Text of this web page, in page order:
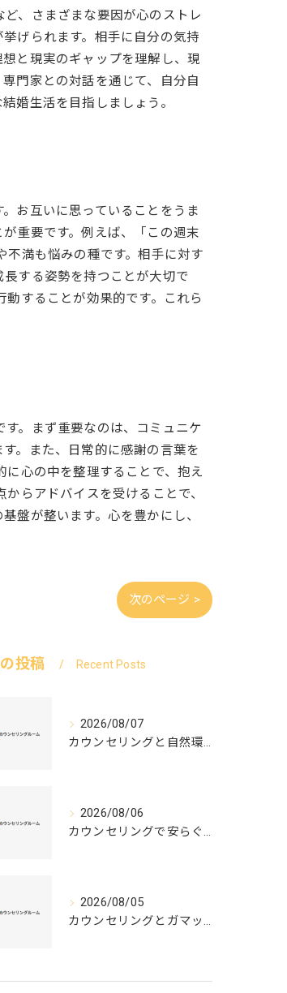
、さまざまな要因が心のストレ
げられます。相手に自分の気持
と現実のギャップを理解し、現
門家との対話を通じて、自分自
婚生活を目指しましょう。
お互いに思っていることをうま
重要です。例えば、「この週末
満も悩みの種です。相手に対す
する姿勢を持つことが大切で
することが効果的です。これら
。まず重要なのは、コミュニケ
。また、日常的に感謝の言葉を
心の中を整理することで、抱え
らアドバイスを受けることで、
盤が整います。心を豊かにし、
次のページ >
投稿 Recent Posts
2026/08/07
カウンセリングと自然環境がつなぐ実践例と環境カウンセラーの役割を解説
2026/08/06
カウンセリングで安らぐ空間を叶える安心と信頼のつくり方徹底解説
2026/08/05
カウンセリングとガマット選びの正解ガイド安心して相談できるポイントと実例解説